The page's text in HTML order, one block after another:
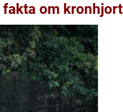
fakta om kronhjort